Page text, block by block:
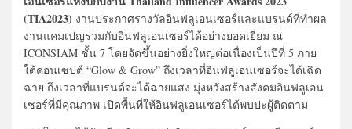
(TIA2023) งานประกาศรางวัลอินฟลูเอนเซอร์และแบรนด์ที่ทำผล
งานแคมเปญร่วมกับอินฟลูเอนเซอร์ได้อย่างยอดเยี่ยม ณ
ICONSIAM ชั้น 7 โดยจัดขึ้นอย่างยิ่งใหญ่ต่อเนื่องเป็นปีที่ 5 ภาย
ใต้คอนเซปต์ “Glow & Grow” ถึงเวลาที่อินฟลูเอนเซอร์จะได้เฉิด
ฉาย ถึงเวลาที่แบรนด์จะได้ฉายแสง มุ่งหวังสร้างสังคมอินฟลูเอน
เซอร์ที่มีคุณภาพ เปิดพื้นที่ให้อินฟลูเอนเซอร์ได้พบปะผู้ติดตาม